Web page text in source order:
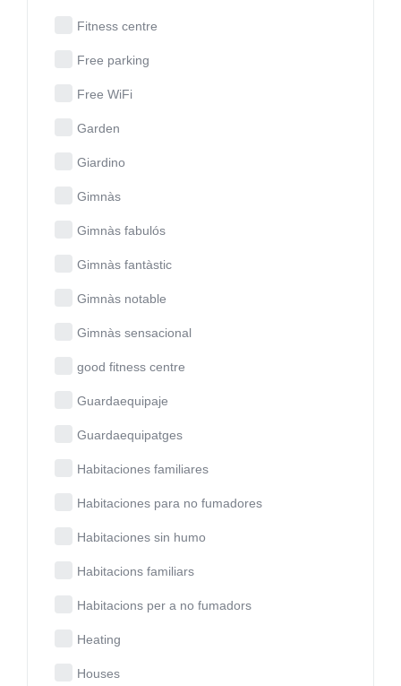
Fitness centre
Free parking
Free WiFi
Garden
Giardino
Gimnàs
Gimnàs fabulós
Gimnàs fantàstic
Gimnàs notable
Gimnàs sensacional
good fitness centre
Guardaequipaje
Guardaequipatges
Habitaciones familiares
Habitaciones para no fumadores
Habitaciones sin humo
Habitacions familiars
Habitacions per a no fumadors
Heating
Houses